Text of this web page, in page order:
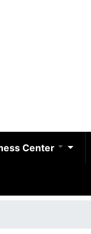
Center